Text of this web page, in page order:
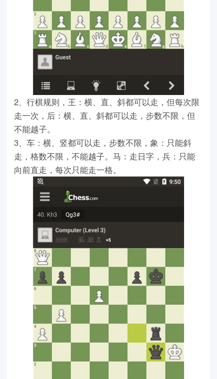
2、行棋规则，王：横、直、斜都可以走，但每次限
走一次，后：横、直、斜都可以走，步数不限，但
不能越子。
3、车：横、竖都可以走，步数不限，象：只能斜
走，格数不限，不能越子。马：走日字，兵：只能
向前直走，每次只能走一格。